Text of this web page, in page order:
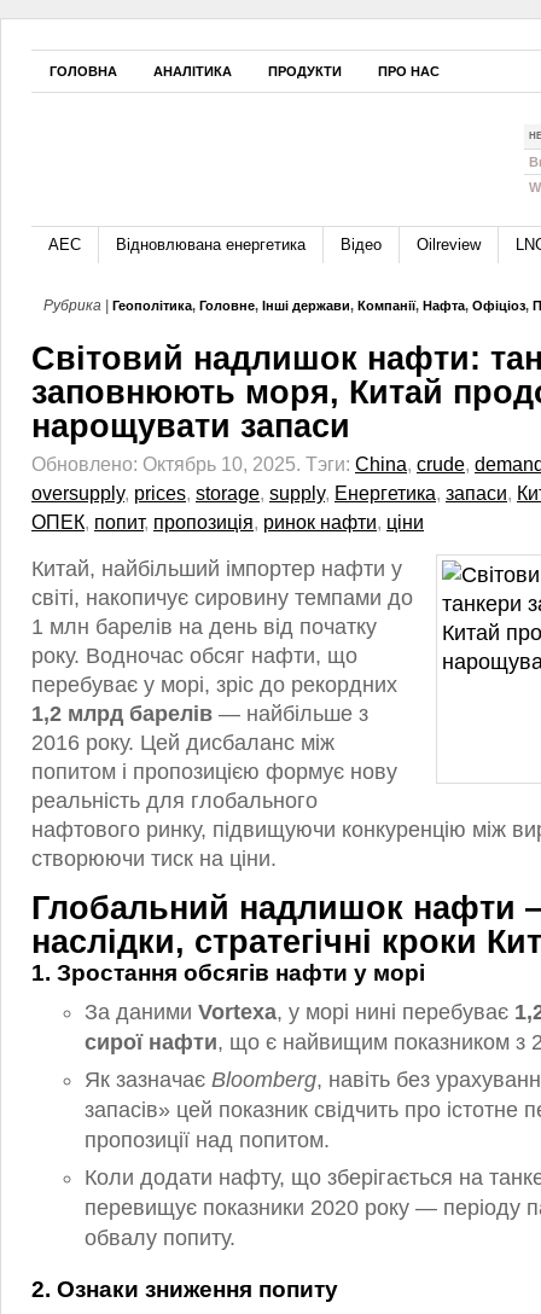
ГОЛОВНА АНАЛІТИКА ПРОДУКТИ ПРО НАС
АЕС Відновлювана енергетика Відео Oilreview
Рубрика | Геополітика, Головне, Інші держави, Компанії, Нафта, Офіціоз,
Світовий надлишок нафти:
заповнюють моря, Китай
нарощувати запаси
Обновлено: Октябрь 10, 2025. Тэги: China, crude,
oversupply, prices, storage, supply, Енергетика, запаси,
ОПЕК, попит, пропозиція, ринок нафти, ціни
Китай, найбільший імпортер нафти у
світі, накопичує сировину темпами до
1 млн барелів на день від початку
року. Водночас обсяг нафти, що
перебуває у морі, зріс до рекордних
1,2 млрд барелів — найбільше з
2016 року. Цей дисбаланс між
попитом і пропозицією формує нову
реальність для глобального
нафтового ринку, підвищуючи конкуренцію між
створюючи тиск на ціни.
Глобальний надлишок нафти
наслідки, стратегічні кроки
1. Зростання обсягів нафти у морі
За даними Vortexa, у морі нині перебуває
сирої нафти, що є найвищим показником з
Як зазначає Bloomberg, навіть без
запасів» цей показник свідчить про істотне
пропозиції над попитом.
Коли додати нафту, що зберігається на
перевищує показники 2020 року — періоду
обвалу попиту.
2. Ознаки зниження попиту